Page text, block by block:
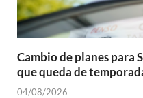
Cambio de planes para
que queda de
04/08/2026